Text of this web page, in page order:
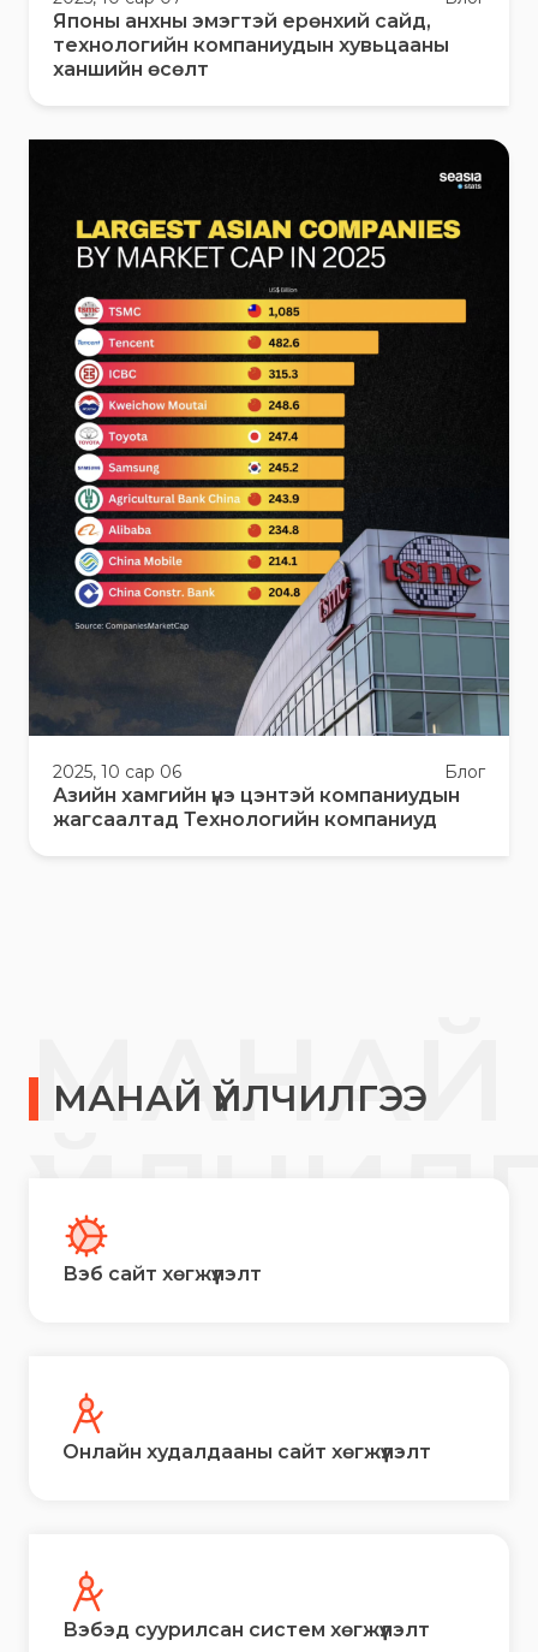
Японы анхны эмэгтэй ерөнхий сайд,
технологийн компаниудын хувьцааны
ханшийн өсөлт
2025, 10 сар 06 Блог
Азийн хамгийн үнэ цэнтэй компаниудын
жагсаалтад Технологийн компаниуд
МАНАЙ ҮЙЛЧИЛГЭЭ
МАНАЙ
Вэб сайт хөгжүүлэлт
Онлайн худалдааны сайт хөгжүүлэлт
Вэбэд суурилсан систем хөгжүүлэлт